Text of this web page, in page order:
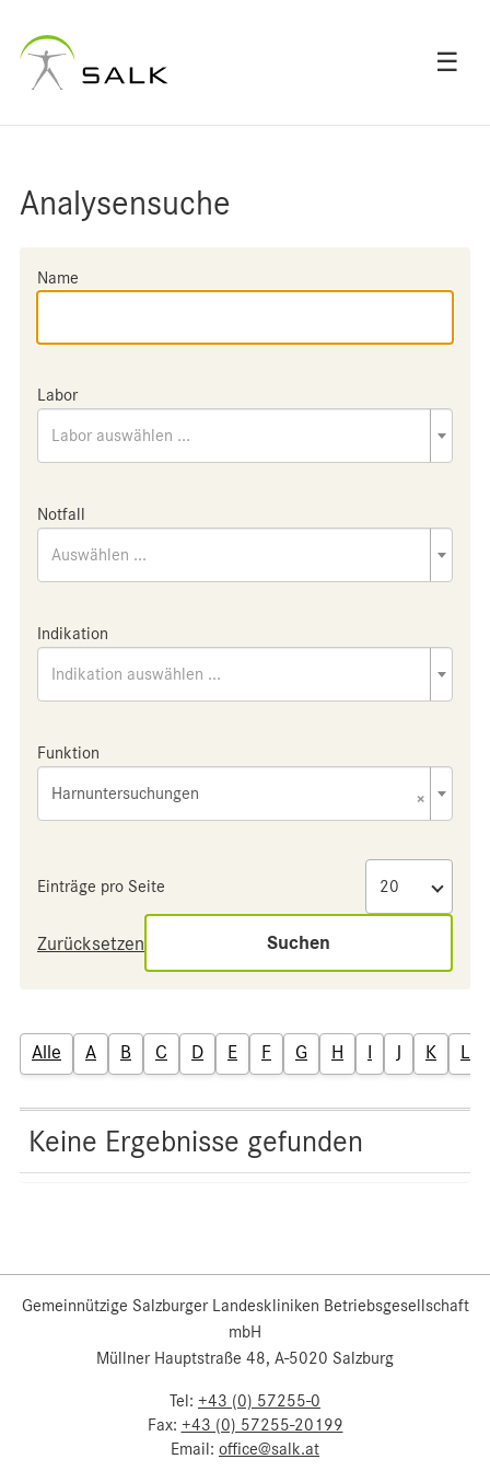
☰
Analysensuche
Name
Labor
Labor auswählen ...
Notfall
Auswählen ...
Indikation
Indikation auswählen ...
Funktion
×
Harnuntersuchungen
Einträge pro Seite
Zurücksetzen Suchen
Alle A B C D E F G H I J K L
Keine Ergebnisse gefunden
Gemeinnützige Salzburger Landeskliniken Betriebsgesellschaft
mbH
Müllner Hauptstraße 48, A-5020 Salzburg
Tel: +43 (0) 57255-0
Fax: +43 (0) 57255-20199
Email: office@salk.at